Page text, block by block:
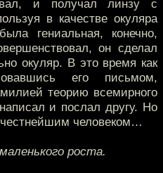
и получал линзу с
в качестве окуляра
гениальная, конечно,
он сделал
окуляр. В это время как
его письмом,
теорию всемирного
и послал другу. Но
честнейшим человеком…
роста.